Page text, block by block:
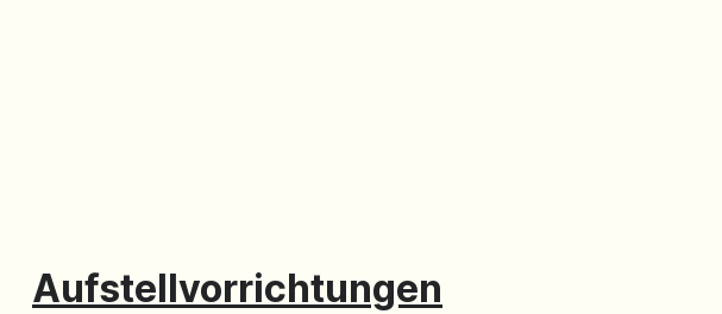
Aufstellvorrichtungen